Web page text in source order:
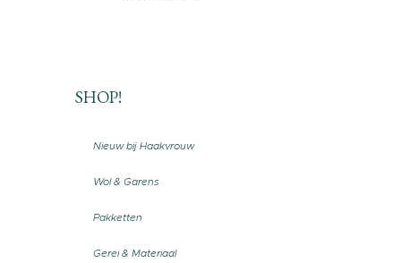
SHOP!
Nieuw bij Haakvrouw
Wol & Garens
Pakketten
Gerei & Materiaal